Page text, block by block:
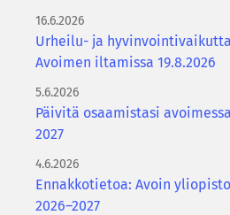
16.6.2026
Urheilu- ja
Avoimen iltamissa 19.8.2026
5.6.2026
Päivitä osaamistasi
2027
4.6.2026
Ennakkotietoa: Avoin
2026–2027